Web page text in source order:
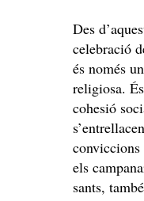
Des
celebració
és només
religiosa.
cohesió
conviccions
els
sants,